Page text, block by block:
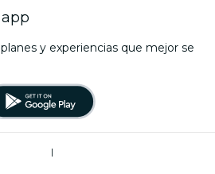
y experiencias que mejor se
|